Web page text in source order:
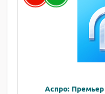
Аспро: Премьер